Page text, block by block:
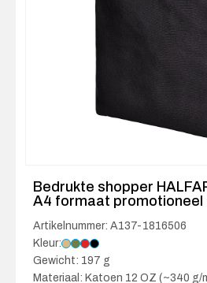
Bedrukte shopper
A4 formaat promotioneel
Artikelnummer: A137-1816506
Kleur:
Gewicht: 197 g
Materiaal: Katoen 12 OZ (~340 g/